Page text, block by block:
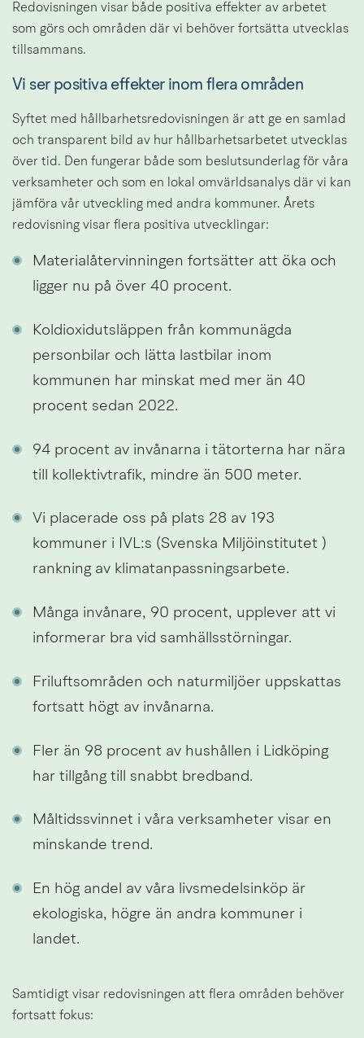
Redovisningen visar både positiva effekter av arbetet
som görs och områden där vi behöver fortsätta utvecklas
tillsammans.
Vi ser positiva effekter inom flera områden
Syftet med hållbarhetsredovisningen är att ge en samlad
och transparent bild av hur hållbarhetsarbetet utvecklas
över tid. Den fungerar både som beslutsunderlag för våra
verksamheter och som en lokal omvärldsanalys där vi kan
jämföra vår utveckling med andra kommuner. Årets
redovisning visar flera positiva utvecklingar:
Materialåtervinningen fortsätter att öka och
ligger nu på över 40 procent.
Koldioxidutsläppen från kommunägda
personbilar och lätta lastbilar inom
kommunen har minskat med mer än 40
procent sedan 2022.
94 procent av invånarna i tätorterna har nära
till kollektivtrafik, mindre än 500 meter.
Vi placerade oss på plats 28 av 193
kommuner i IVL:s (Svenska Miljöinstitutet )
rankning av klimatanpassningsarbete.
Många invånare, 90 procent, upplever att vi
informerar bra vid samhällsstörningar.
Friluftsområden och naturmiljöer uppskattas
fortsatt högt av invånarna.
Fler än 98 procent av hushållen i Lidköping
har tillgång till snabbt bredband.
Måltidssvinnet i våra verksamheter visar en
minskande trend.
En hög andel av våra livsmedelsinköp är
ekologiska, högre än andra kommuner i
landet.
Samtidigt visar redovisningen att flera områden behöver
fortsatt fokus: